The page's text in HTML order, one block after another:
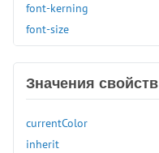
font-kerning
font-size
font-stretch
font-variant
Значения свойств
currentColor
inherit